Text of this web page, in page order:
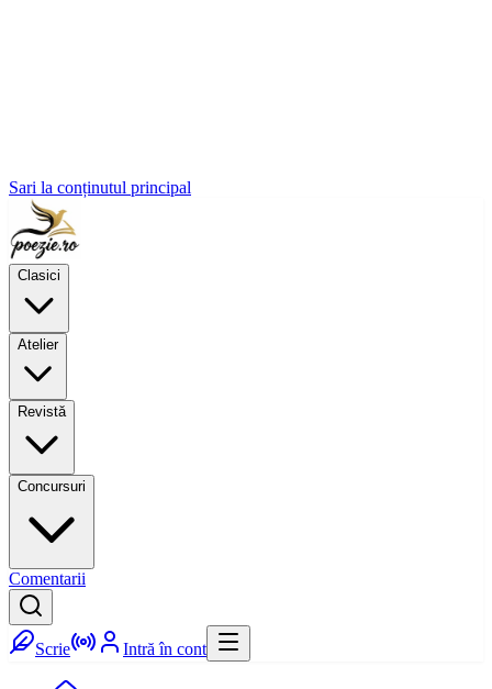
Sari la conținutul principal
Clasici
Atelier
Revistă
Concursuri
Comentarii
Scrie Intră în cont